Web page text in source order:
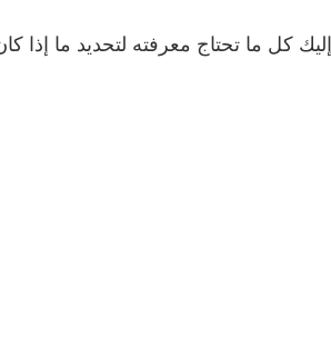
إليك كل ما تحتاج معرفته لتحديد ما إذا